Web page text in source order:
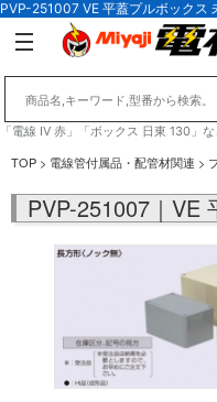
PVP-251007 VE 平蓋プルボックス
「電線 IV 赤」「ボックス 日東 130」
TOP > 電線管付属品・配管材関連 >
PVP-251007｜VE